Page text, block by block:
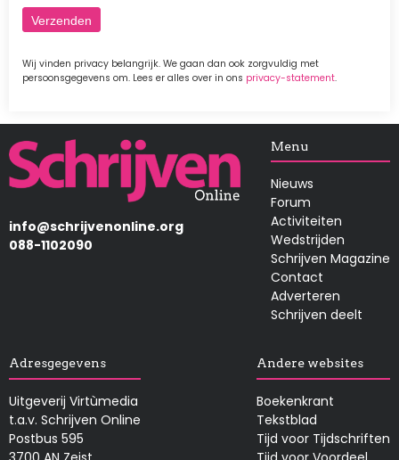
Wij vinden privacy belangrijk. We gaan dan ook zorgvuldig met
persoonsgegevens om. Lees er alles over in ons privacy-statement.
Afbeelding
info@schrijvenonline.org
088-1102090
Menu
Nieuws
Forum
Activiteiten
Wedstrijden
Schrijven Magazine
Contact
Adverteren
Schrijven deelt
Adresgegevens
Uitgeverij Virtùmedia
t.a.v. Schrijven Online
Postbus 595
Andere websites
Boekenkrant
Tekstblad
Tijd voor Tijdschriften